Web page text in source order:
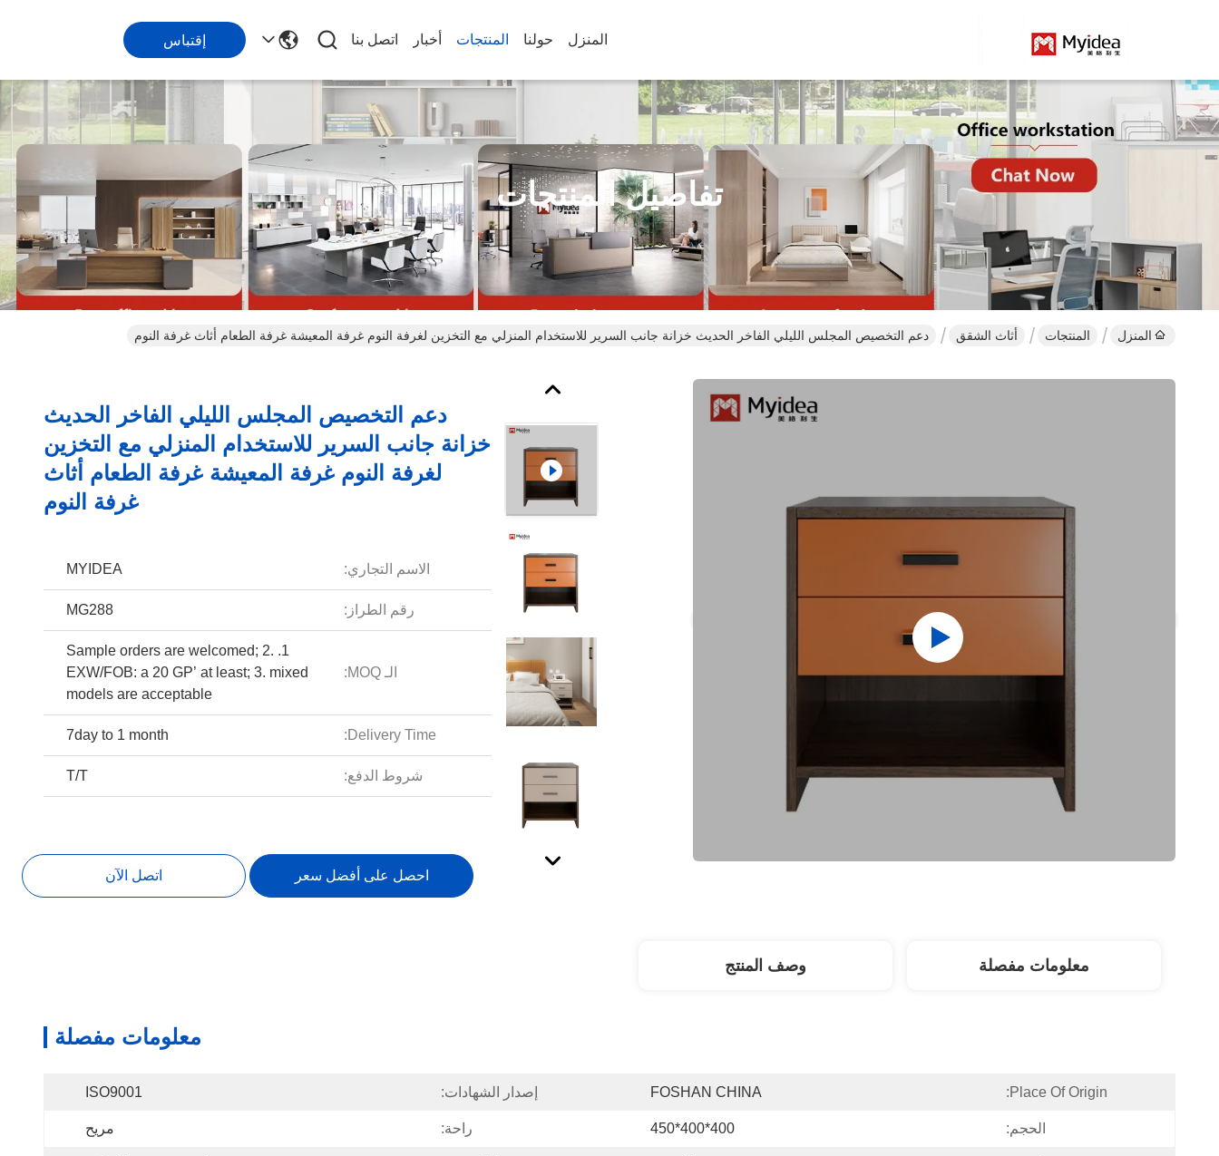
المنزل حولنا المنتجات أخبار اتصل بنا إقتباس
تفاصيل المنتجات
المنزل المنتجات أثاث الشقق دعم التخصيص المجلس الليلي الفاخر الحديث خزانة جانب السرير للاستخدام المنزلي مع التخزين لغرفة النوم غرفة المعيشة غرفة الطعام أثاث غرفة النوم
دعم التخصيص المجلس الليلي الفاخر الحديث
خزانة جانب السرير للاستخدام المنزلي مع التخزين
لغرفة النوم غرفة المعيشة غرفة الطعام أثاث
غرفة النوم
الاسم التجاري: MYIDEA
رقم الطراز: MG288
الـ MOQ:
1. Sample orders are welcomed; 2.
EXW/FOB: a 20 GP’ at least; 3. mixed
models are acceptable
Delivery Time:
7day to 1 month
شروط الدفع: T/T
احصل على أفضل سعر اتصل الآن
معلومات مفصلة وصف المنتج
معلومات مفصلة
Place Of Origin:
FOSHAN CHINA إصدار الشهادات: ISO9001
الحجم: 400*400*450 راحة: مريح